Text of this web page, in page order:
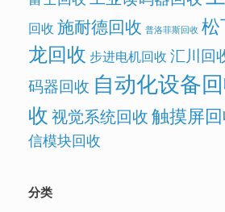
回收 施耐德回收 普洛菲斯回收
龙回收 步进电机回收 汇川回
码器回收 自动化设备
收视觉系统回收触摸屏
信模块回收
分类